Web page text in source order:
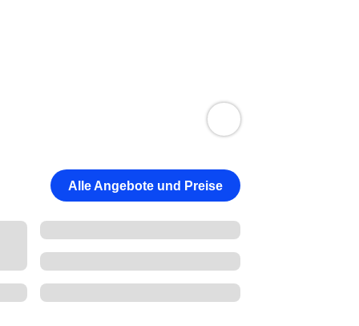
Alle Angebote und Preise